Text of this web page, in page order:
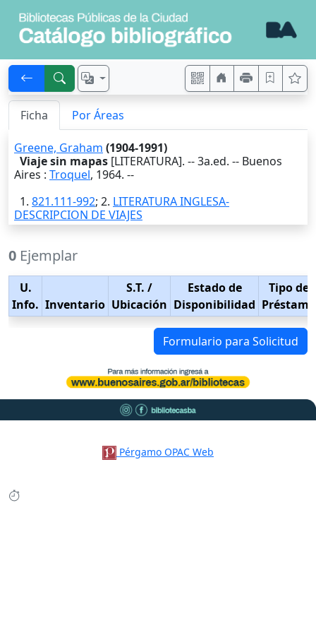
Ficha Por Áreas
Greene, Graham (1904-1991)
Viaje sin mapas [LITERATURA]. -- 3a.ed. -- Buenos
Aires : Troquel, 1964. --
1. 821.111-992; 2. LITERATURA INGLESA-
DESCRIPCION DE VIAJES
0 Ejemplar
U.
Info. Inventario
S.T. /
Ubicación
Estado de
Disponibilidad
Tipo de
Préstamo
Formulario para Solicitud
Pérgamo OPAC Web